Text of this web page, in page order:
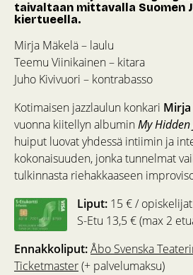
taivaltaan mittavalla Suomen
kiertueella.
Mirja Mäkelä – laulu
Teemu Viinikainen – kitara
Juho Kivivuori – kontrabasso
Kotimaisen jazzlaulun konkari
vuonna kiitellyn albuminMy Hidden
huiput luovat yhdessä intiimin ja
kokonaisuuden, jonka tunnelmat
tulkinnasta riehakkaaseen
Liput: 15 € /
S-Etu 13,5 € (max 2
Ennakkoliput:Åbo Svenska
Ticketmaster(+ palvelumaksu)